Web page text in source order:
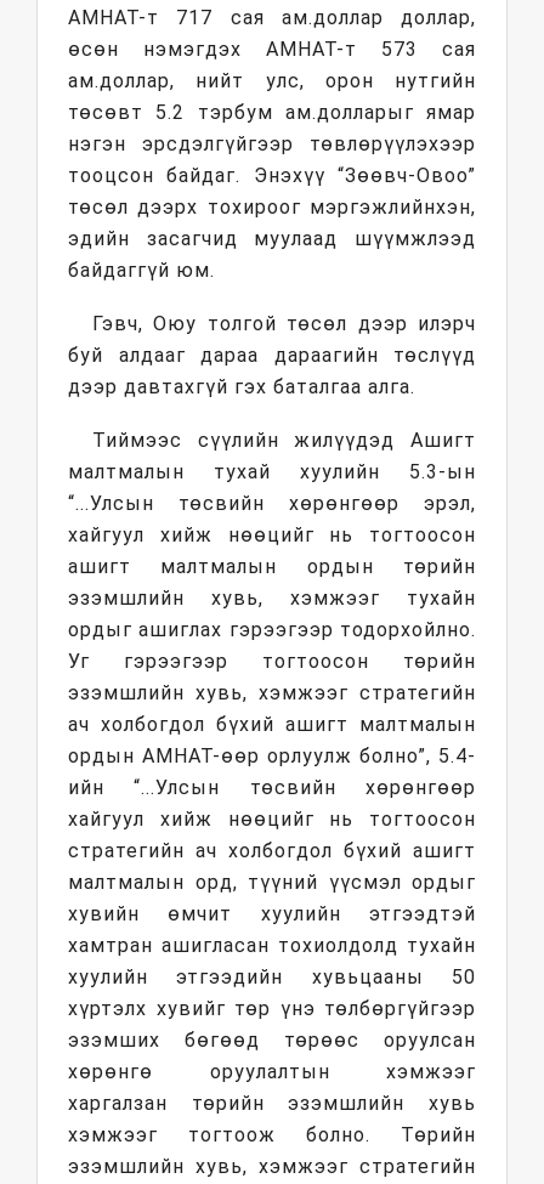
АМНАТ-т 717 сая ам.доллар доллар,
өсөн нэмэгдэх АМНАТ-т 573 сая
ам.доллар, нийт улс, орон нутгийн
төсөвт 5.2 тэрбум ам.долларыг ямар
нэгэн эрсдэлгүйгээр төвлөрүүлэхээр
тооцсон байдаг. Энэхүү “Зөөвч-Овоо”
төсөл дээрх тохироог мэргэжлийнхэн,
эдийн засагчид муулаад шүүмжлээд
байдаггүй юм.
Гэвч, Оюу толгой төсөл дээр илэрч
буй алдааг дараа дараагийн төслүүд
дээр давтахгүй гэх баталгаа алга.
Тиймээс сүүлийн жилүүдэд Ашигт
малтмалын тухай хуулийн 5.3-ын
“...Улсын төсвийн хөрөнгөөр эрэл,
хайгуул хийж нөөцийг нь тогтоосон
ашигт малтмалын ордын төрийн
эзэмшлийн хувь, хэмжээг тухайн
ордыг ашиглах гэрээгээр тодорхойлно.
Уг гэрээгээр тогтоосон төрийн
эзэмшлийн хувь, хэмжээг стратегийн
ач холбогдол бүхий ашигт малтмалын
ордын АМНАТ-өөр орлуулж болно”, 5.4-
ийн “...Улсын төсвийн хөрөнгөөр
хайгуул хийж нөөцийг нь тогтоосон
стратегийн ач холбогдол бүхий ашигт
малтмалын орд, түүний үүсмэл ордыг
хувийн өмчит хуулийн этгээдтэй
хамтран ашигласан тохиолдолд тухайн
хуулийн этгээдийн хувьцааны 50
хүртэлх хувийг төр үнэ төлбөргүйгээр
эзэмших бөгөөд төрөөс оруулсан
хөрөнгө оруулалтын хэмжээг
харгалзан төрийн эзэмшлийн хувь
хэмжээг тогтоож болно. Төрийн
эзэмшлийн хувь, хэмжээг стратегийн